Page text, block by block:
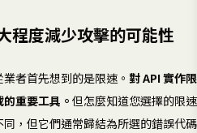
程度減少攻擊的可能性
者首先想到的是限速。 對 API 實作限
重要工具。 但怎麼知道您選擇的限速
，但它們通常歸結為所選的錯誤代碼